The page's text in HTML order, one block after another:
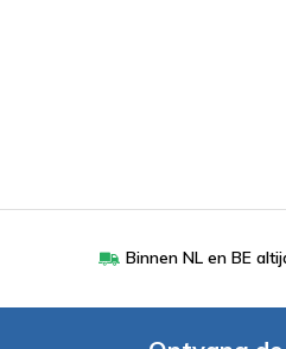
Binnen NL en BE